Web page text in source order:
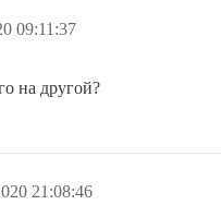
09:11:37
на другой?
21:08:46